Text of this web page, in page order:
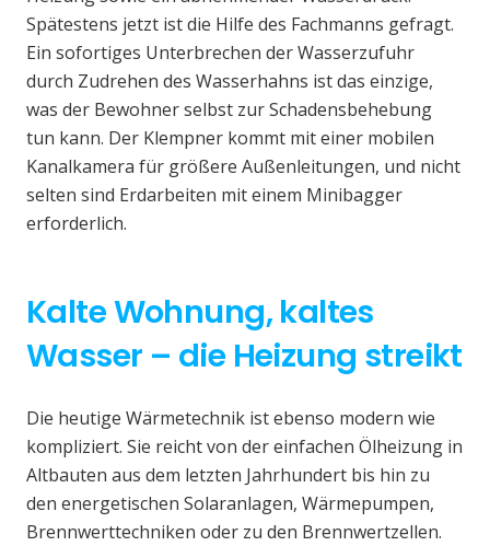
Spätestens jetzt ist die Hilfe des Fachmanns gefragt.
Ein sofortiges Unterbrechen der Wasserzufuhr
durch Zudrehen des Wasserhahns ist das einzige,
was der Bewohner selbst zur Schadensbehebung
tun kann. Der Klempner kommt mit einer mobilen
Kanalkamera für größere Außenleitungen, und nicht
selten sind Erdarbeiten mit einem Minibagger
erforderlich.
Kalte Wohnung, kaltes
Wasser – die Heizung streikt
Die heutige Wärmetechnik ist ebenso modern wie
kompliziert. Sie reicht von der einfachen Ölheizung in
Altbauten aus dem letzten Jahrhundert bis hin zu
den energetischen Solaranlagen, Wärmepumpen,
Brennwerttechniken oder zu den Brennwertzellen.